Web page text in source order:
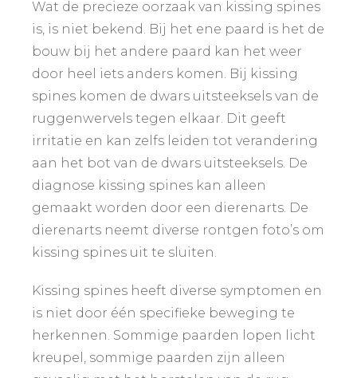
Wat de precieze oorzaak van kissing spines
is, is niet bekend. Bij het ene paard is het de
bouw bij het andere paard kan het weer
door heel iets anders komen. Bij kissing
spines komen de dwars uitsteeksels van de
ruggenwervels tegen elkaar. Dit geeft
irritatie en kan zelfs leiden tot verandering
aan het bot van de dwars uitsteeksels. De
diagnose kissing spines kan alleen
gemaakt worden door een dierenarts. De
dierenarts neemt diverse rontgen foto’s om
kissing spines uit te sluiten.
Kissing spines heeft diverse symptomen en
is niet door één specifieke beweging te
herkennen. Sommige paarden lopen licht
kreupel, sommige paarden zijn alleen